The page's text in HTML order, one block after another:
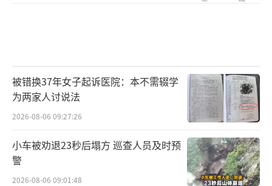
站时，境外上线找到他，声称有一个已经搭建
好的网站需要他在国内运维。第一次尝试后，
境外上线给了钟某宏一笔不菲的报酬，自此他
便越陷越深。除去网站运维外，还参与到了赃
款转移中。为了获取更大利益，钟某宏先后找
到钟某杰、钟某注册了4家网络科技类公司。
被错换37年女子起诉医院：本不需辍学
为两家人讨说法
2026-08-06 09:27:26
小车被劝退23秒后塌方 巡查人员及时预
警
2026-08-06 09:01:48